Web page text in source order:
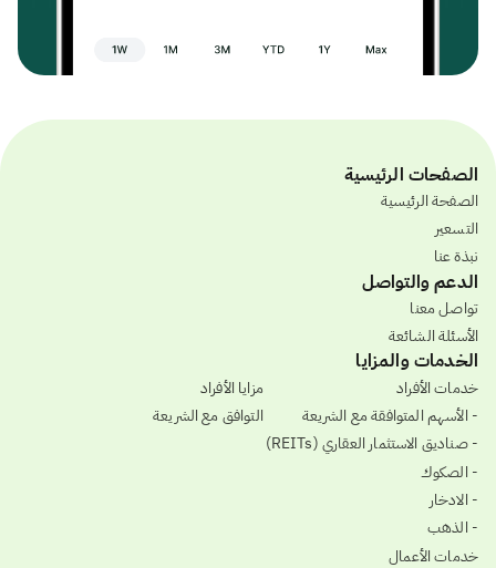
الصفحات الرئيسية
الصفحة الرئيسية
التسعير
نبذة عنا
الدعم والتواصل
تواصل معنا
الأسئلة الشائعة
الخدمات والمزايا
خدمات الأفراد
- الأسهم المتوافقة مع الشريعة
- صناديق الاستثمار العقاري (REITs)
- الصكوك
- الادخار
- الذهب
خدمات الأعمال
مزايا الأفراد
التوافق مع الشريعة